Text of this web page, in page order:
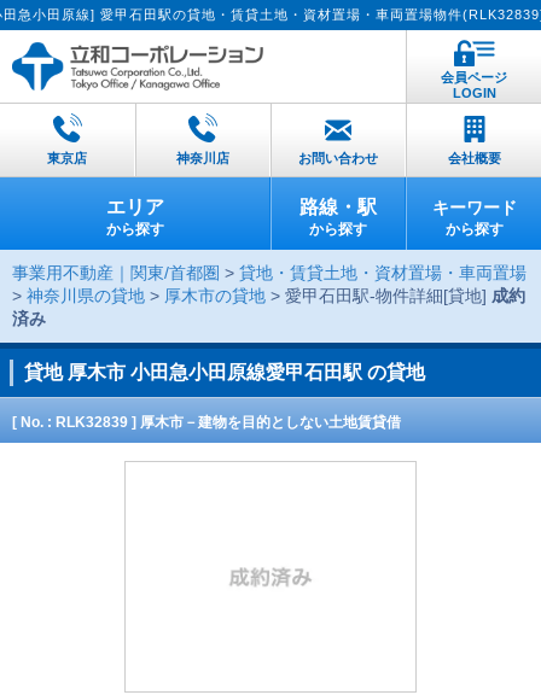
原線] 愛甲石田駅の貸地・賃貸土地・資材置場・車両置場物件(RLK32839)です
会員ページ
LOGIN
東京店 神奈川店 お問い合わせ 会社概要
エリア
から探す
路線・駅
から探す
キーワード
から探す
事業用不動産｜関東/首都圏 > 貸地・賃貸土地・資材置場・車両置場
> 神奈川県の貸地 > 厚木市の貸地 > 愛甲石田駅-物件詳細[貸地] 成約
済み
貸地厚木市 小田急小田原線愛甲石田駅 の貸地
[ No. : RLK32839 ] 厚木市－建物を目的としない土地賃貸借